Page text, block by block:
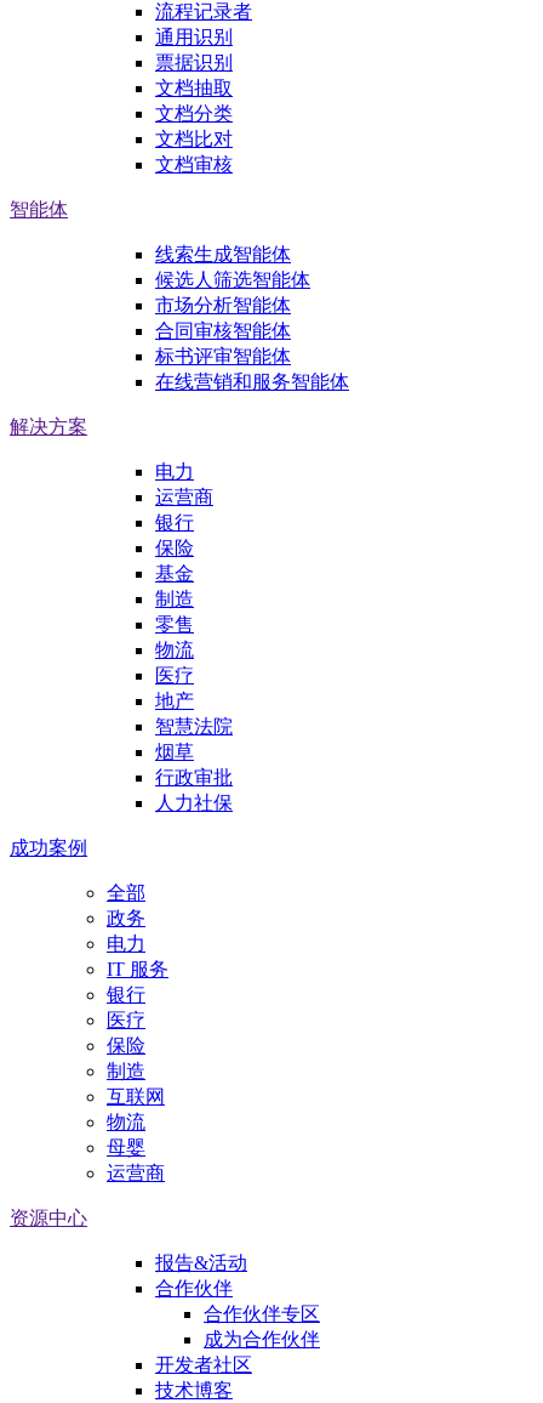
流程记录者
通用识别
票据识别
文档抽取
文档分类
文档比对
文档审核
智能体
线索生成智能体
候选人筛选智能体
市场分析智能体
合同审核智能体
标书评审智能体
在线营销和服务智能体
解决方案
电力
运营商
银行
保险
基金
制造
零售
物流
医疗
地产
智慧法院
烟草
行政审批
人力社保
成功案例
全部
政务
电力
IT 服务
银行
医疗
保险
制造
互联网
物流
母婴
运营商
资源中心
报告&活动
合作伙伴
合作伙伴专区
成为合作伙伴
开发者社区
技术博客